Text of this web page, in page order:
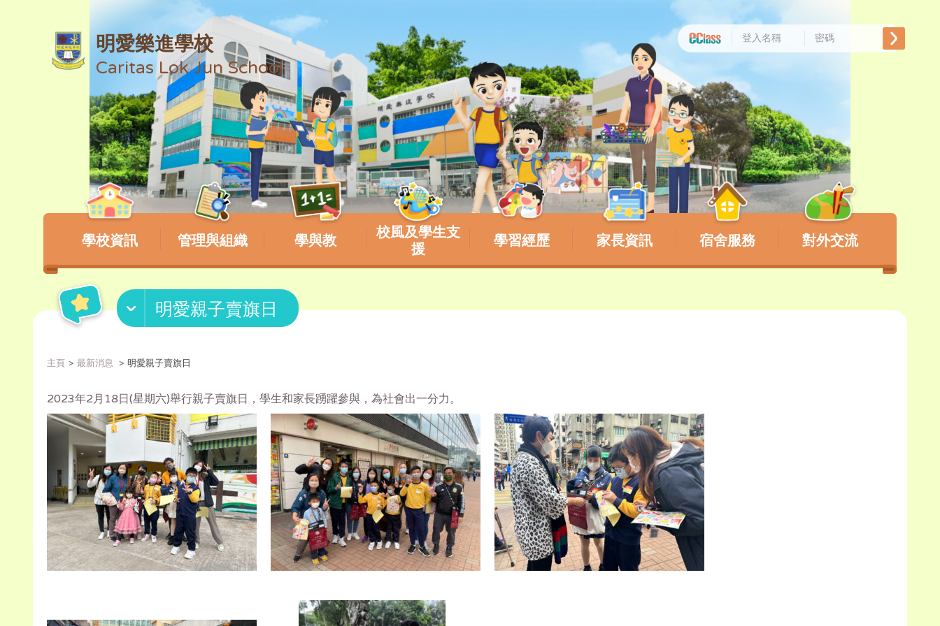
明愛樂進學校
Caritas Lok Jun School
學校資訊 管理與組織 學與教
校風及學生支
援
學習經歷 家長資訊 宿舍服務 對外交流
明愛親子賣旗日
主頁 最新消息 明愛親子賣旗日
2023年2月18日(星期六)舉行親子賣旗日，學生和家長踴躍參與，為社會出一分力。